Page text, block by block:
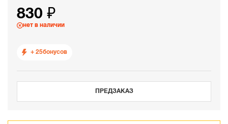
830 ₽
нет в наличии
+ 25бонусов
ПРЕДЗАКАЗ